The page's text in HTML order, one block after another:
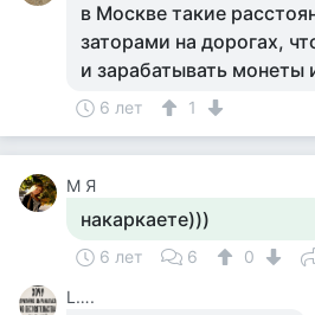
в Москве такие
заторами на дорогах,
и зарабатывать
6 лет 1
М Я
накаркаете)))
6 лет 6
0
L….